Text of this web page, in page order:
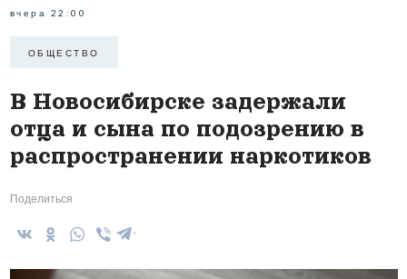
вчера 22:00
ОБЩЕСТВО
В Новосибирске задержали
отца и сына по подозрению в
распространении наркотиков
Поделиться